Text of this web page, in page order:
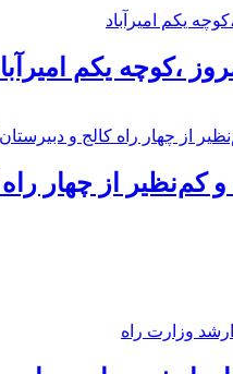
،کوچه یکم
از چهار راه